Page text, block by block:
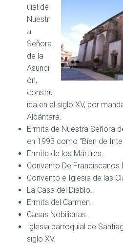
uial de
Nuestr
a
Señora
de la
Asunci
ón,
constru
ida en el siglo XV, por
Alcántara.
Ermita de Nuestra Señora
en 1993 como “Bien de
Ermita de los Mártires.
Convento De Franciscanos
Convento e Iglesia de las
La Casa del Diablo.
Ermita del Carmen.
Casas Nobiliarias.
Iglesia parroquial de
siglo XV.